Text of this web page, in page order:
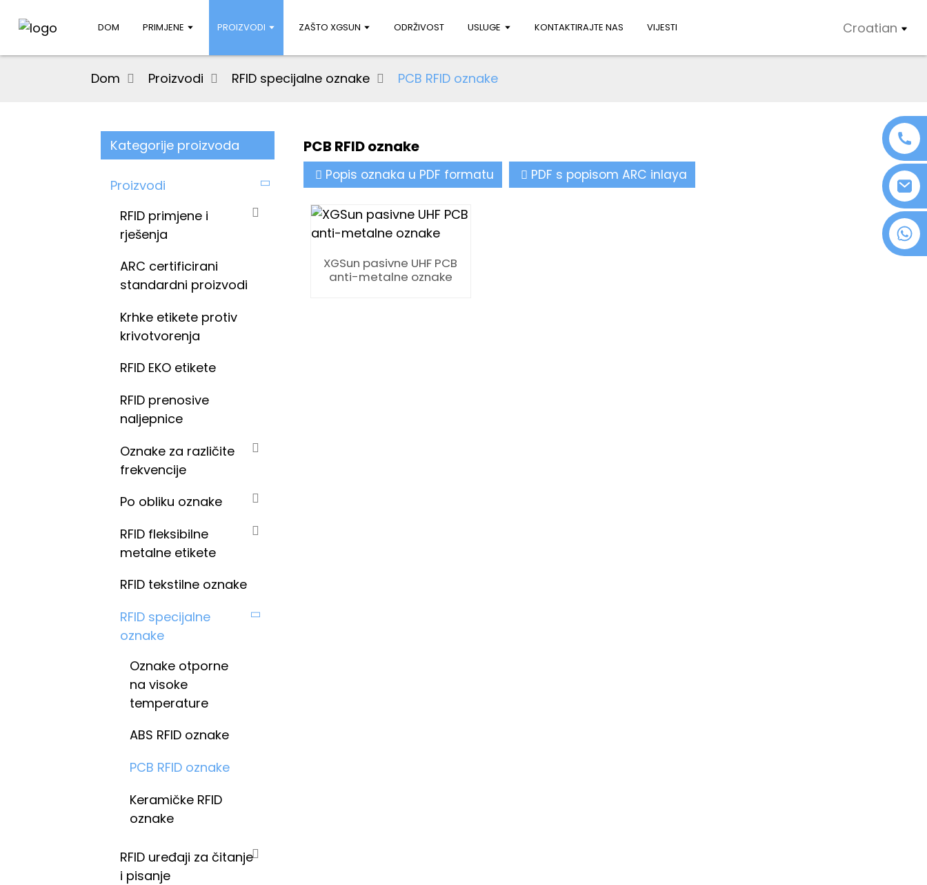
DOM PRIMJENE PROIZVODI ZAŠTO XGSUN ODRŽIVOST USLUGE KONTAKTIRAJTE NAS VIJESTI Croatian
Dom Proizvodi RFID specijalne oznake PCB RFID oznake
Kategorije proizvoda
Proizvodi
RFID primjene i
rješenja
ARC certificirani
standardni proizvodi
Krhke etikete protiv
krivotvorenja
RFID EKO etikete
RFID prenosive
naljepnice
Oznake za različite
frekvencije
Po obliku oznake
RFID fleksibilne
metalne etikete
RFID tekstilne oznake
RFID specijalne
oznake
Oznake otporne
na visoke
temperature
ABS RFID oznake
PCB RFID oznake
Keramičke RFID
oznake
RFID uređaji za čitanje
i pisanje
PCB RFID oznake
Popis oznaka u PDF formatu PDF s popisom ARC inlaya
XGSun pasivne UHF PCB
anti-metalne oznake